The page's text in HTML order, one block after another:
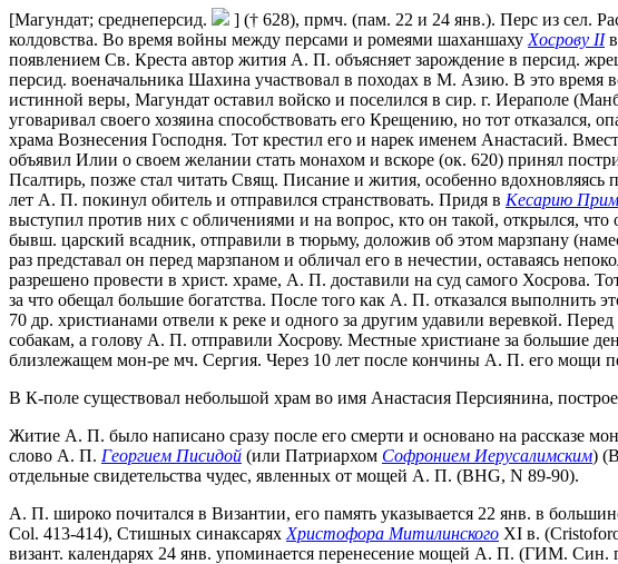
[Магундат; среднеперсид.
] († 628), прмч. (пам. 22 и 24 янв.). Перс из сел.
колдовства. Во время войны между персами и ромеями шаханшаху Хосрову IIв
появлением Св. Креста автор жития А. П. объясняет зарождение в персид.
персид. военачальника Шахина участвовал в походах в М. Азию. В это время
истинной веры, Магундат оставил войско и поселился в сир. г. Иераполе
уговаривал своего хозяина способствовать его Крещению, но тот
храма Вознесения Господня. Тот крестил его и нарек именем Анастасий.
объявил Илии о своем желании стать монахом и вскоре (ок. 620) принял
Псалтирь, позже стал читать Свящ. Писание и жития, особенно
лет А. П. покинул обитель и отправился странствовать. Придя в Кесарию
выступил против них с обличениями и на вопрос, кто он такой, открылся,
бывш. царский всадник, отправили в тюрьму, доложив об этом марзпану
раз представал он перед марзпаном и обличал его в нечестии, оставаясь
разрешено провести в христ. храме, А. П. доставили на суд самого Хосрова.
за что обещал большие богатства. После того как А. П. отказался выполнить
70 др. христианами отвели к реке и одного за другим удавили веревкой.
собакам, а голову А. П. отправили Хосрову. Местные христиане за большие
близлежащем мон-ре мч. Сергия. Через 10 лет после кончины А. П. его мощи
В К-поле существовал небольшой храм во имя Анастасия Персиянина,
Житие А. П. было написано сразу после его смерти и основано на рассказе
слово А. П. Георгием Писидой (или Патриархом Софронием Иерусалимским)
отдельные свидетельства чудес, явленных от мощей А. П. (BHG, N 89-90).
А. П. широко почитался в Византии, его память указывается 22 янв. в
Col. 413-414), Стишных синаксарях Христофора Митилинского XI в.
визант. календарях 24 янв. упоминается перенесение мощей А. П. (ГИМ.